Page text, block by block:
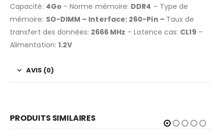
Capacité: 4Go – Norme mémoire: DDR4 – Type de
mémoire: SO-DIMM – Interface: 260-Pin – Taux de
transfert des données: 2666 MHz – Latence cas: CL19–
Alimentation: 1.2V
AVIS (0)
PRODUITS SIMILAIRES